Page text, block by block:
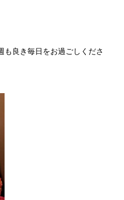
も良き毎日をお過ごしくださ